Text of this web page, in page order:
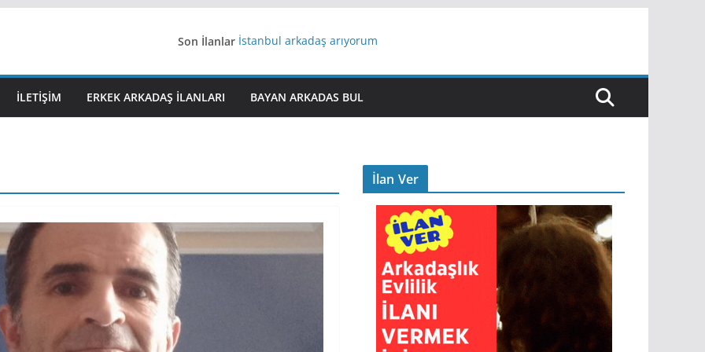
Son İlanlar İstanbul arkadaş arıyorum
Yeni Bir Aşk Lazım
iş arayanlara iş
İLETIŞIM ERKEK ARKADAŞ ILANLARI BAYAN ARKADAS BUL
İlan Ver